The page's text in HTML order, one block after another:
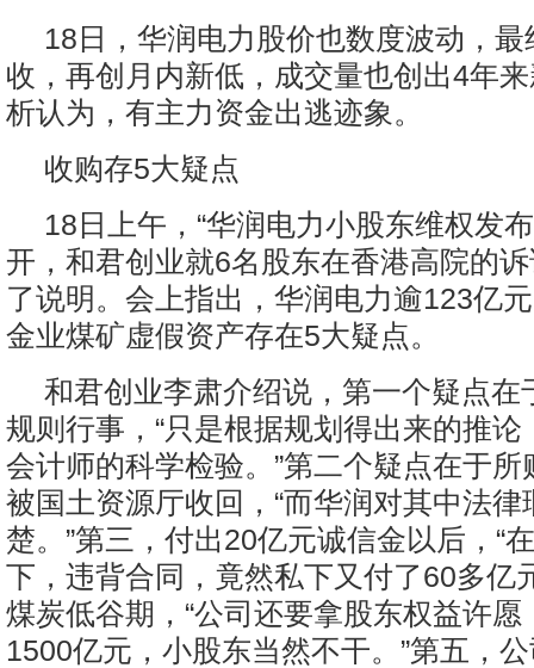
18日，华润电力股价也数度波动，
收，再创月内新低，成交量也创出4年
析认为，有主力资金出逃迹象。
收购存5大疑点
18日上午，“华润电力小股东维权发
开，和君创业就6名股东在香港高院的
了说明。会上指出，华润电力逾123亿
金业煤矿虚假资产存在5大疑点。
和君创业李肃介绍说，第一个疑点在
规则行事，“只是根据规划得出来的推
会计师的科学检验。”第二个疑点在于
被国土资源厅收回，“而华润对其中法律
楚。”第三，付出20亿元诚信金以后，“
下，违背合同，竟然私下又付了60多亿
煤炭低谷期，“公司还要拿股东权益许愿
1500亿元，小股东当然不干。”第五，